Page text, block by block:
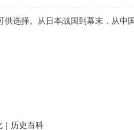
选择。从日本战国到幕末，从
｜历史百科